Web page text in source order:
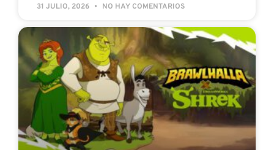
31 JULIO, 2026 NO HAY COMENTARIOS